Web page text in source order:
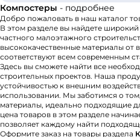
обратить внимание на три
Конструкция.
конструкцию для
межсезонья. Для
важно обратить
размер отверстия для
компоста.
Материал.
приготовления
пластика, металла или
Компостеры - подробнее
Добро пожаловать в наш каталог
В этом разделе вы найдете
частного малоэтажного
высококачественные материалы от
соответствуют всем современным
Здесь вы сможете найти все
строительных проектов. Наша
устойчивостью к внешним
использовании. Мы заботимся о
материалы, идеально подходящие
цена товаров в этом разделе
позволяет каждому найти
Оформите заказ на товары раздела